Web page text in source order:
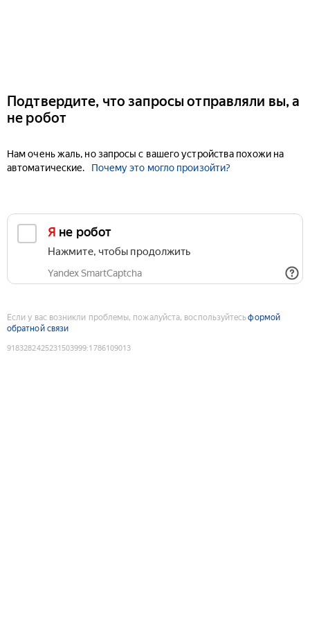
Подтвердите, что запросы отправляли вы, а
не робот
Нам очень жаль, но запросы с вашего устройства похожи на
автоматические.
Почему это могло произойти?
Я не робот
Нажмите, чтобы продолжить
Yandex SmartCaptcha
Если у вас возникли проблемы, пожалуйста, воспользуйтесьформой
обратной связи
9183282425231503999:1786109013